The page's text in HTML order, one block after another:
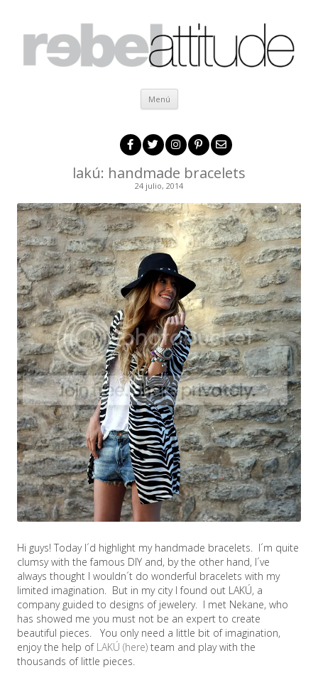
Menú Ir al contenido
lakú: handmade bracelets
24 julio, 2014
Hi guys! Today I´d highlight my handmade bracelets. I´m quite
clumsy with the famous DIY and, by the other hand, I´ve
always thought I wouldn´t do wonderful bracelets with my
limited imagination. But in my city I found out LAKÚ, a
company guided to designs of jewelery. I met Nekane, who
has showed me you must not be an expert to create
beautiful pieces. You only need a little bit of imagination,
enjoy the help of LAKÚ (here) team and play with the
thousands of little pieces.